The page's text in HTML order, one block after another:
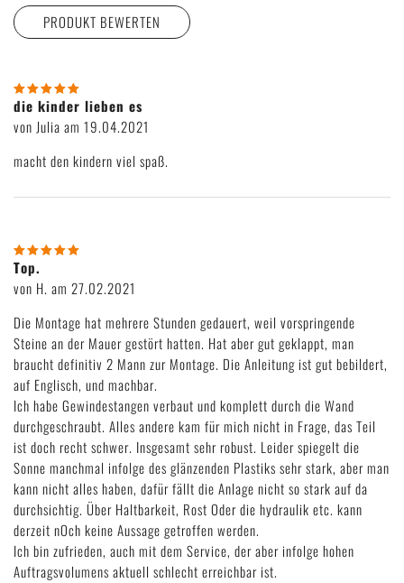
PRODUKT BEWERTEN
BEWERTUNG ABGEBEN
die kinder lieben es
von Julia am 19.04.2021
macht den kindern viel spaß.
Top.
von H. am 27.02.2021
Die Montage hat mehrere Stunden gedauert, weil vorspringende
Steine an der Mauer gestört hatten. Hat aber gut geklappt, man
braucht definitiv 2 Mann zur Montage. Die Anleitung ist gut bebildert,
auf Englisch, und machbar.
Ich habe Gewindestangen verbaut und komplett durch die Wand
durchgeschraubt. Alles andere kam für mich nicht in Frage, das Teil
ist doch recht schwer. Insgesamt sehr robust. Leider spiegelt die
Sonne manchmal infolge des glänzenden Plastiks sehr stark, aber man
kann nicht alles haben, dafür fällt die Anlage nicht so stark auf da
durchsichtig. Über Haltbarkeit, Rost Oder die hydraulik etc. kann
derzeit nOch keine Aussage getroffen werden.
Ich bin zufrieden, auch mit dem Service, der aber infolge hohen
Auftragsvolumens aktuell schlecht erreichbar ist.